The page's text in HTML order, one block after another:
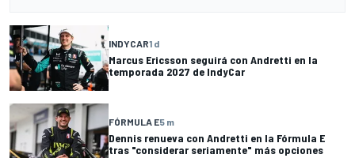
INDYCAR1 d
Marcus Ericsson seguirá con Andretti en la
temporada 2027 de IndyCar
FÓRMULA E5 m
Dennis renueva con Andretti en la Fórmula E
tras "considerar seriamente" más opciones